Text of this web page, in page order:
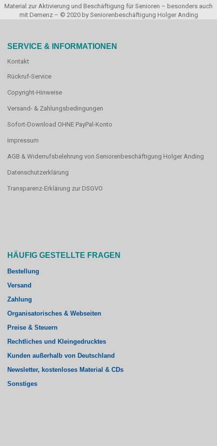
Material zur Aktivierung und Beschäftigung für Senioren – besonders auch
mit Demenz – © 2020 by Seniorenbeschäftigung Holger Anding
SERVICE & INFORMATIONEN
Kontakt
Rückruf-Service
Copyright-Hinweise
Versand- & Zahlungsbedingungen
Sofort-Download OHNE PayPal-Konto
Impressum
AGB & Widerrufsbelehrung von Seniorenbeschäftigung Holger Anding
Datenschutzerklärung
Transparenz-Erklärung zur DSGVO
HÄUFIG GESTELLTE FRAGEN
Bestellung
Versand
Zahlung
Organisatorisches & Webseiten
Preise & Steuern
Rechtliches und Kleingedrucktes
Kunden außerhalb von Deutschland
Newsletter, kostenloses Material & CDs
Sonstiges